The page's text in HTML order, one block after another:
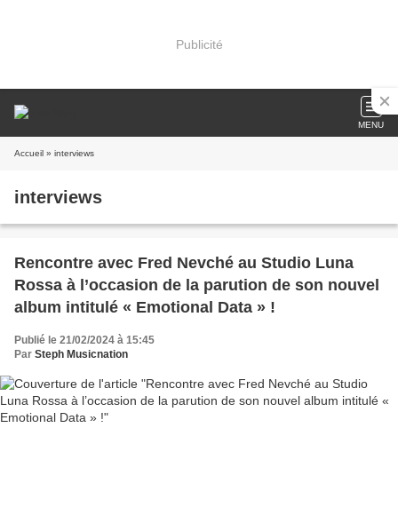
Publicité
MENU
Accueil » interviews
interviews
Rencontre avec Fred Nevché au Studio Luna
Rossa à l’occasion de la parution de son nouvel
album intitulé « Emotional Data » !
Publié le 21/02/2024 à 15:45
Par Steph Musicnation